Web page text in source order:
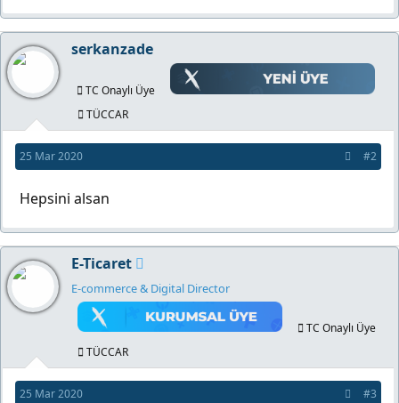
serkanzade
TC Onaylı Üye
TÜCCAR
25 Mar 2020 #2
Hepsini alsan
E-Ticaret
E-commerce & Digital Director
TC Onaylı Üye
TÜCCAR
25 Mar 2020 #3